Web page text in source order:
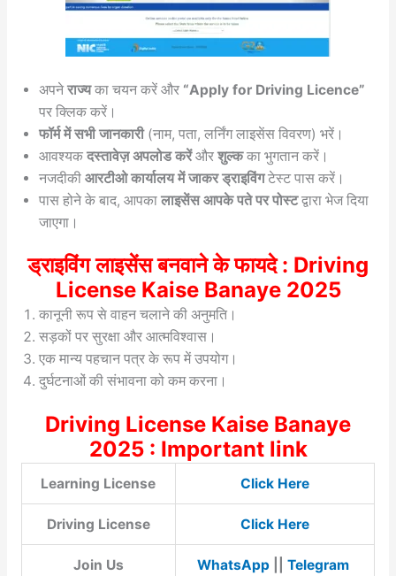
अपनेराज्यका चयन करें और “Apply for Driving Licence”
पर क्लिक करें।
फॉर्म में सभी जानकारी(नाम, पता, लर्निंग लाइसेंस विवरण) भरें।
आवश्यकदस्तावेज़ अपलोड करेंऔर शुल्कका भुगतान करें।
नजदीकी आरटीओ कार्यालय में जाकर ड्राइविंगटेस्ट पास करें।
पास होने के बाद, आपका लाइसेंस आपके पते पर पोस्टद्वारा भेज दिया
जाएगा।
ड्राइविंग लाइसेंस बनवाने के फायदे : Driving
License Kaise Banaye 2025
कानूनी रूप से वाहन चलाने की अनुमति।
सड़कों पर सुरक्षा और आत्मविश्वास।
एक मान्य पहचान पत्र के रूप में उपयोग।
दुर्घटनाओं की संभावना को कम करना।
Driving License Kaise Banaye
2025 : Important link
Learning License Click Here
Driving License Click Here
Join Us WhatsApp|| Telegram